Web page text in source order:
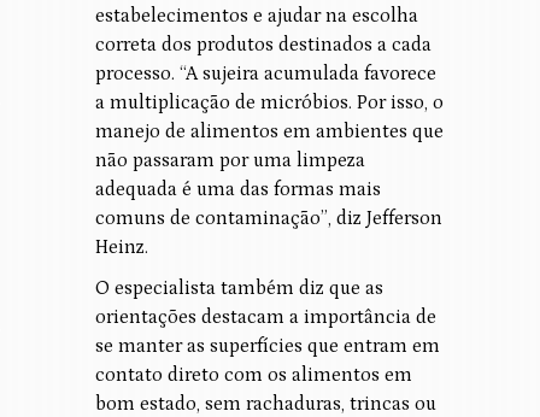
estabelecimentos e ajudar na escolha
correta dos produtos destinados a cada
processo. “A sujeira acumulada favorece
a multiplicação de micróbios. Por isso, o
manejo de alimentos em ambientes que
não passaram por uma limpeza
adequada é uma das formas mais
comuns de contaminação”, diz Jefferson
Heinz.
O especialista também diz que as
orientações destacam a importância de
se manter as superfícies que entram em
contato direto com os alimentos em
bom estado, sem rachaduras, trincas ou